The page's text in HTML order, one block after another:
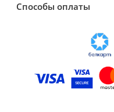
Способы оплаты